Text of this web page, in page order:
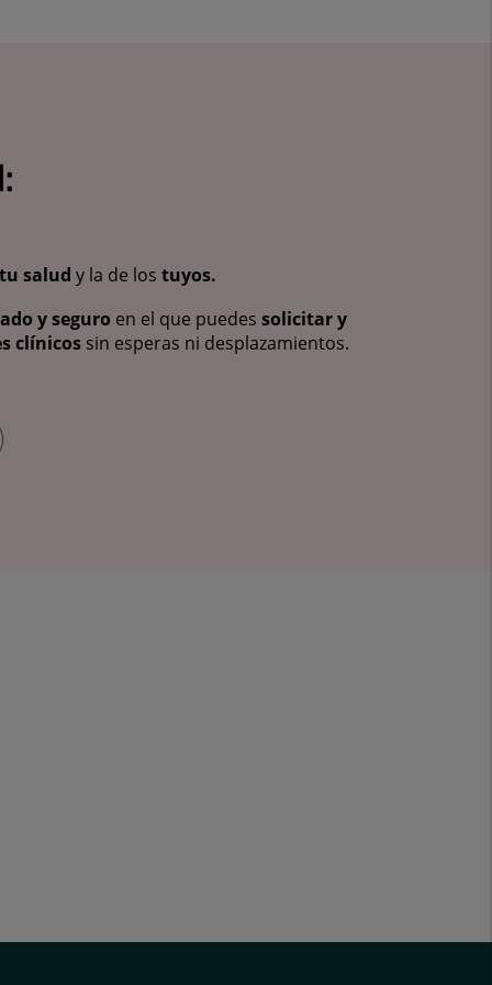
tu salud y la de los tuyos.
y seguro en el que puedes solicitar y
clínicos sin esperas ni desplazamientos.